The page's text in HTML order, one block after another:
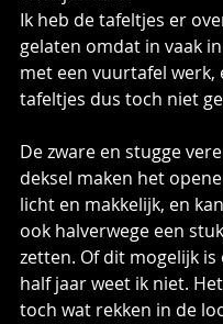
Ik heb de tafeltjes er
gelaten omdat in vaak
met een vuurtafel werk,
tafeltjes dus toch niet
De zware en stugge
deksel maken het
licht en makkelijk, en
ook halverwege een
zetten. Of dit mogelijk is
half jaar weet ik niet.
toch wat rekken in de